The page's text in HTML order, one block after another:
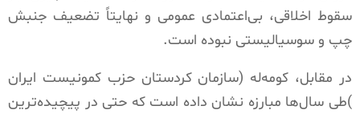
سقوط اخلاقی، بی‌اعتمادی عمومی و نهایتاً تضعیف جنبش
چپ و سوسیالیستی نبوده است.
در مقابل، کومه‌له (سازمان کردستان حزب کمونیست ایران
)طی سال‌ها مبارزه نشان داده است که حتی در پیچیده‌ترین